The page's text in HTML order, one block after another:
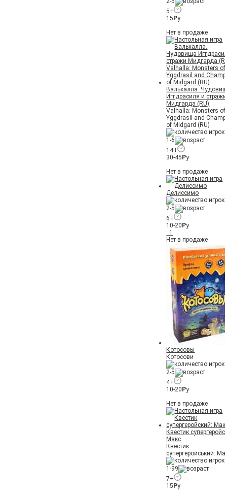
5+
15 Ру
Нет в продаже
Вальхалла.
Иггдрасиля и стражи
Мидгарда (RU)
Valhalla: Monsters of
Yggdrasil and
of Midgard (RU)
1-6
14+
30-45 Ру
Нет в продаже
Делиссимо
2-5
6+
10-20 Ру
1
Нет в продаже
Котосовы
Котосови
2-5
4+
10-20 Ру
Нет в продаже
Квестик
Макс
Квестик
супергеройський:
1-99
7+
15 Ру